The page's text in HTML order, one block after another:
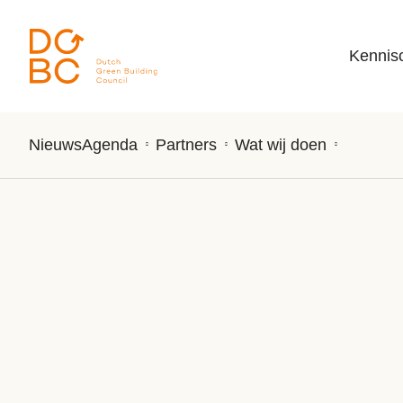
NieuwsAgenda Partners Wat wij doen